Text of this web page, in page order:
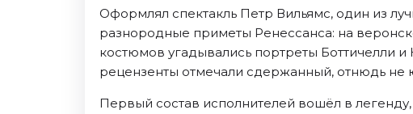
Оформлял спектакль Петр Вильямс, один из
разнородные приметы Ренессанса: на
костюмов угадывались портреты Боттичелли
рецензенты отмечали сдержанный, отнюдь не
Первый состав исполнителей вошёл в